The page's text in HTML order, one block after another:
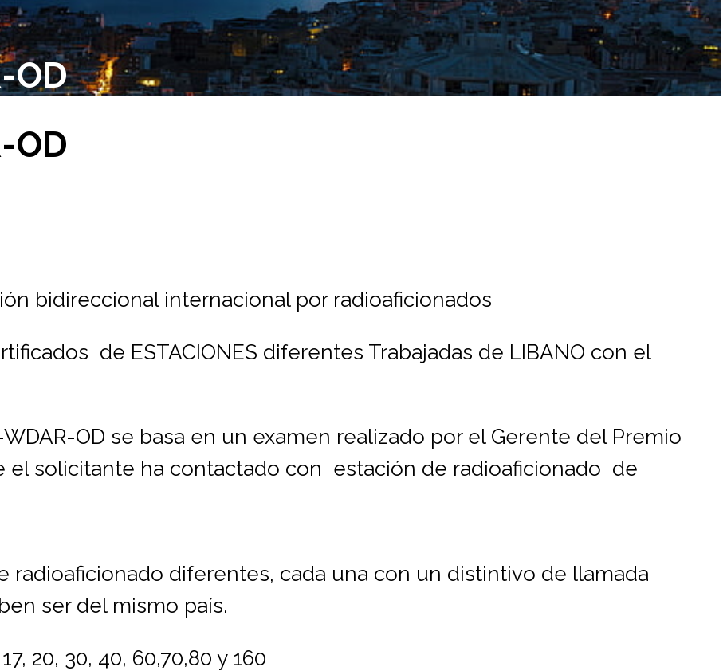
OD
OD
bidireccional internacional por radioaficionados
de ESTACIONES diferentes Trabajadas de LIBANO con el
WDAR-OD se basa en un examen realizado por el Gerente del Premio
el solicitante ha contactado con estación de radioaficionado de
radioaficionado diferentes, cada una con un distintivo de llamada
ser del mismo país.
20, 30, 40, 60,70,80 y 160